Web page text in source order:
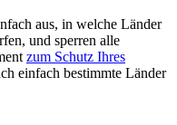
aus, in welche Länder
und sperren alle
zum Schutz Ihres
einfach bestimmte Länder